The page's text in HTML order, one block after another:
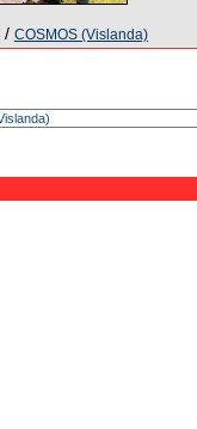
/ COSMOS (Vislanda)